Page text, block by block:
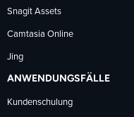
Snagit Assets
Camtasia Online
Jing
ANWENDUNGSFÄLLE
Kundenschulung